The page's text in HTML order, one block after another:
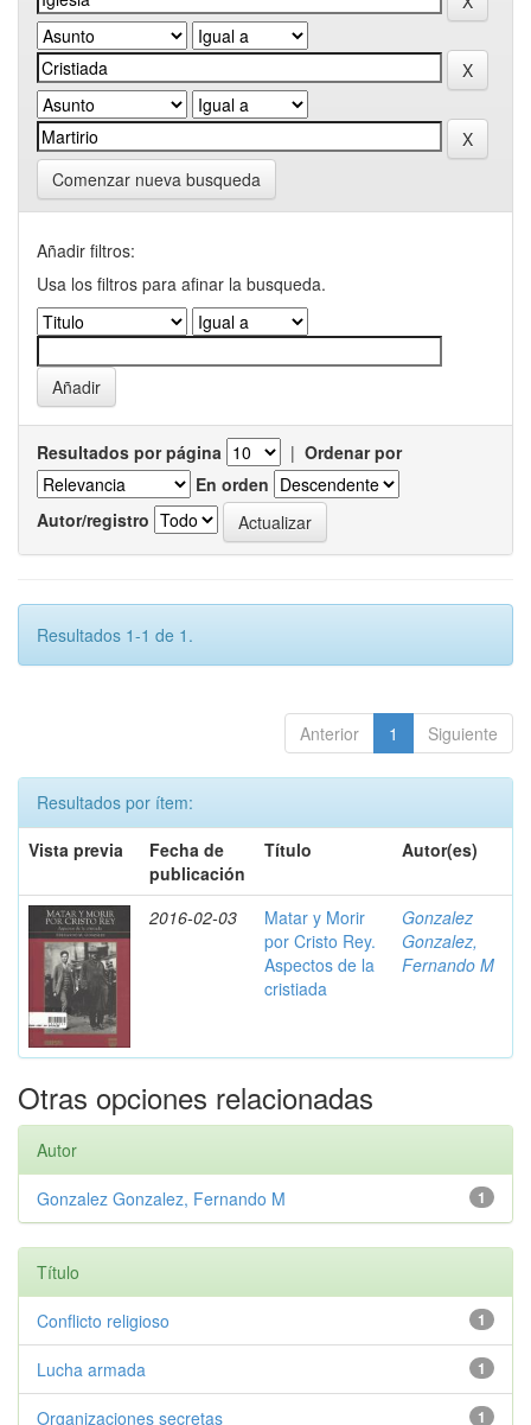
Comenzar nueva busqueda
Añadir filtros:
Usa los filtros para afinar la busqueda.
Resultados por página | Ordenar por
En orden
Autor/registro
Resultados 1-1 de 1.
Anterior 1 Siguiente
Resultados por ítem:
Vista previa
Fecha de
publicación
Título Autor(es)
2016-02-03
Matar y Morir
por Cristo Rey.
Aspectos de la
cristiada
Gonzalez
Gonzalez,
Fernando M
Otras opciones relacionadas
Autor
1
Gonzalez Gonzalez, Fernando M
Título
1
Conflicto religioso
1
Lucha armada
1
Organizaciones secretas